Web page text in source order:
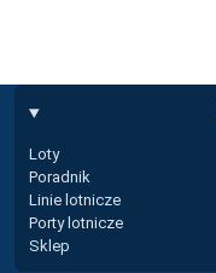
Loty
Poradnik
Linie lotnicze
Porty lotnicze
Sklep